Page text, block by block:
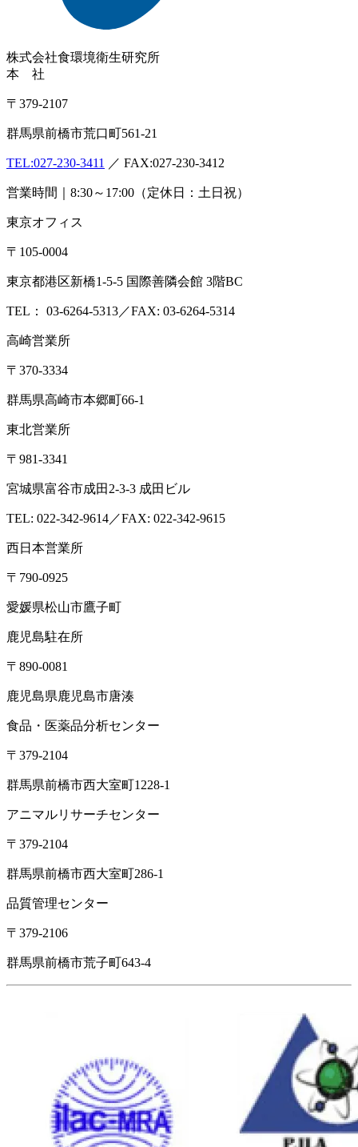
株式会社食環境衛生研究所
本 社
〒379-2107
群馬県前橋市荒口町561-21
TEL:027-230-3411 ／ FAX:027-230-3412
営業時間｜8:30～17:00（定休日：土日祝）
東京オフィス
〒105-0004
東京都港区新橋1-5-5 国際善隣会館 3階BC
TEL： 03-6264-5313／FAX: 03-6264-5314
高崎営業所
〒370-3334
群馬県高崎市本郷町66-1
東北営業所
〒981-3341
宮城県富谷市成田2-3-3 成田ビル
TEL: 022-342-9614／FAX: 022-342-9615
西日本営業所
〒790-0925
愛媛県松山市鷹子町
鹿児島駐在所
〒890-0081
鹿児島県鹿児島市唐湊
食品・医薬品分析センター
〒379-2104
群馬県前橋市西大室町1228-1
アニマルリサーチセンター
〒379-2104
群馬県前橋市西大室町286-1
品質管理センター
〒379-2106
群馬県前橋市荒子町643-4